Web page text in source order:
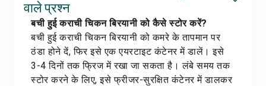
वाले प्रश्न
बची हुई कराची चिकन बिरयानी को कैसे स्टोर करें?
बची हुई कराची चिकन बिरयानी को कमरे के तापमान पर
ठंडा होने दें, फिर इसे एक एयरटाइट कंटेनर में डालें। इसे
3-4 दिनों तक फ्रिज में रखा जा सकता है। लंबे समय तक
स्टोर करने के लिए, इसे फ्रीजर-सुरक्षित कंटेनर में डालकर